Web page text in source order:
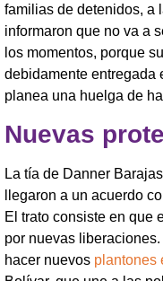
familias de detenidos, a
informaron que no va a
los momentos, porque
debidamente entregada
planea una huelga de
Nuevas
La tía de Danner
llegaron a un acuerdo
El trato consiste en que
por nuevas
hacer nuevos plantones